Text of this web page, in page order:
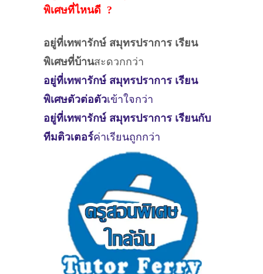
พิเศษที่ไหนดี ?
อยู่ที่เทพารักษ์ สมุทรปราการ เรียน
พิเศษที่บ้านสะดวกกว่า
อยู่ที่เทพารักษ์ สมุทรปราการ เรียน
พิเศษตัวต่อตัวเข้าใจกว่า
อยู่ที่เทพารักษ์ สมุทรปราการ เรียนกับ
ทีมติวเตอร์ค่าเรียนถูกกว่า